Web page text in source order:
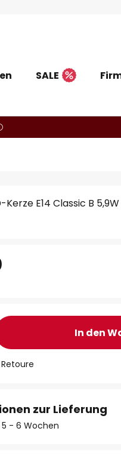
SALE
Kerze E14 Classic B
In den
zur Lieferung
5 - 6 Wochen